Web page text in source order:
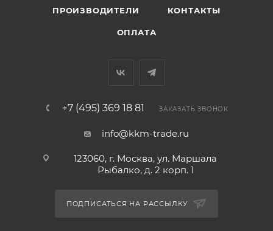
ПРОИЗВОДИТЕЛИ КОНТАКТЫ
ОПЛАТА
+7 (495) 369 18 81 ЗАКАЗАТЬ ЗВОНОК
info@kkm-trade.ru
123060, г. Москва, ул. Маршала
Рыбалко, д. 2 корп. 1
ПОДПИСАТЬСЯ НА РАССЫЛКУ